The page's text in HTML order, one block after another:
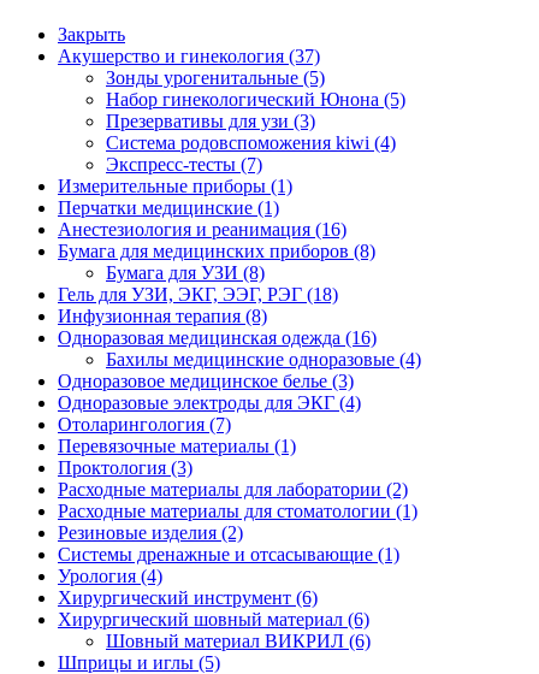
Закрыть
Акушерство и гинекология (37)
Зонды урогенитальные (5)
Набор гинекологический Юнона (5)
Презервативы для узи (3)
Система родовспоможения kiwi (4)
Экспресс-тесты (7)
Измерительные приборы (1)
Перчатки медицинские (1)
Анестезиология и реанимация (16)
Бумага для медицинских приборов (8)
Бумага для УЗИ (8)
Гель для УЗИ, ЭКГ, ЭЭГ, РЭГ (18)
Инфузионная терапия (8)
Одноразовая медицинская одежда (16)
Бахилы медицинские одноразовые (4)
Одноразовое медицинское белье (3)
Одноразовые электроды для ЭКГ (4)
Отоларингология (7)
Перевязочные материалы (1)
Проктология (3)
Расходные материалы для лаборатории (2)
Расходные материалы для стоматологии (1)
Резиновые изделия (2)
Системы дренажные и отсасывающие (1)
Урология (4)
Хирургический инструмент (6)
Хирургический шовный материал (6)
Шовный материал ВИКРИЛ (6)
Шприцы и иглы (5)